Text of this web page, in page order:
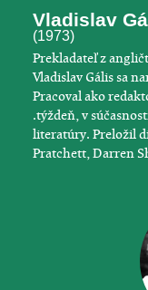
Vladislav
(1973)
Prekladateľ z
Vladislav Gális sa
Pracoval ako
.týždeň, v
literatúry. Preložil
Pratchett, Darren